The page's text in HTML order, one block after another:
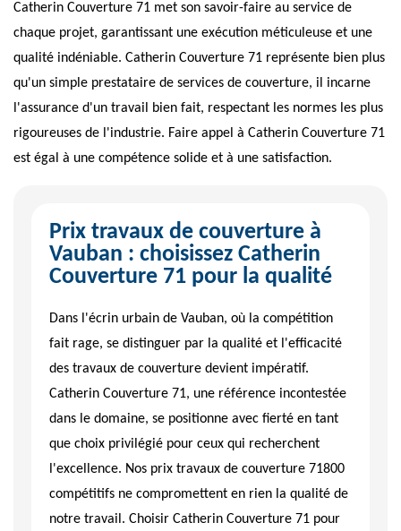
Catherin Couverture 71 met son savoir-faire au service de
chaque projet, garantissant une exécution méticuleuse et une
qualité indéniable. Catherin Couverture 71 représente bien plus
qu'un simple prestataire de services de couverture, il incarne
l'assurance d'un travail bien fait, respectant les normes les plus
rigoureuses de l'industrie. Faire appel à Catherin Couverture 71
est égal à une compétence solide et à une satisfaction.
Prix travaux de couverture à
Vauban : choisissez Catherin
Couverture 71 pour la qualité
Dans l'écrin urbain de Vauban, où la compétition
fait rage, se distinguer par la qualité et l'efficacité
des travaux de couverture devient impératif.
Catherin Couverture 71, une référence incontestée
dans le domaine, se positionne avec fierté en tant
que choix privilégié pour ceux qui recherchent
l'excellence. Nos prix travaux de couverture 71800
compétitifs ne compromettent en rien la qualité de
notre travail. Choisir Catherin Couverture 71 pour